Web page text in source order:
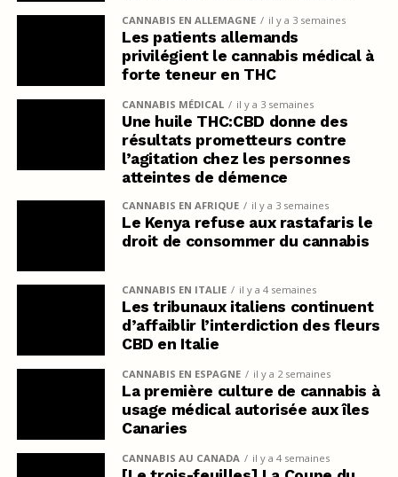
CANNABIS EN ALLEMAGNE il y a 3 semaines
Les patients allemands
privilégient le cannabis médical à
forte teneur en THC
CANNABIS MÉDICAL il y a 3 semaines
Une huile THC:CBD donne des
résultats prometteurs contre
l’agitation chez les personnes
atteintes de démence
CANNABIS EN AFRIQUE il y a 3 semaines
Le Kenya refuse aux rastafaris le
droit de consommer du cannabis
CANNABIS EN ITALIE il y a 4 semaines
Les tribunaux italiens continuent
d’affaiblir l’interdiction des fleurs
CBD en Italie
CANNABIS EN ESPAGNE il y a 2 semaines
La première culture de cannabis à
usage médical autorisée aux îles
Canaries
CANNABIS AU CANADA il y a 4 semaines